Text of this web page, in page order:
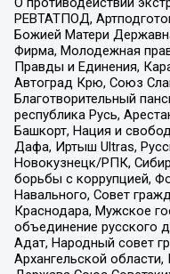
РЕВТАТПОД,
Божией Матери
Фирма, Молодежная
Правды и Единения,
Автоград Крю, Союз
Благотворительный
республика Русь,
Башкорт, Нация и
Дафа, Иртыш Ultras,
Новокузнецк/РПК,
борьбы с коррупцией,
Навального, Совет
Краснодара, Мужское
объединение русского
Адат, Народный совет
Архангельской